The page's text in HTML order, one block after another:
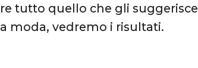
tutto quello che gli suggerisce
moda, vedremo i risultati.